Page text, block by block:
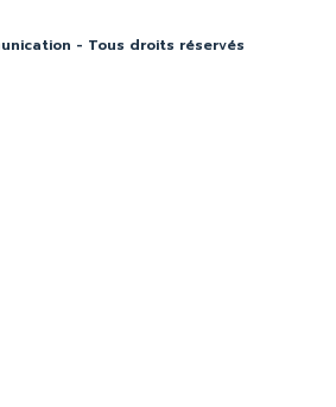
- Tous droits réservés